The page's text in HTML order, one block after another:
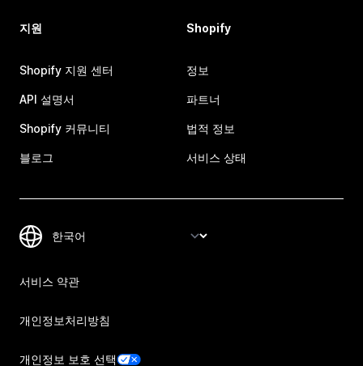
지원
Shopify 지원 센터
API 설명서
Shopify 커뮤니티
블로그
Shopify
정보
파트너
법적 정보
서비스 상태
서비스 약관
개인정보처리방침
개인정보 보호 선택